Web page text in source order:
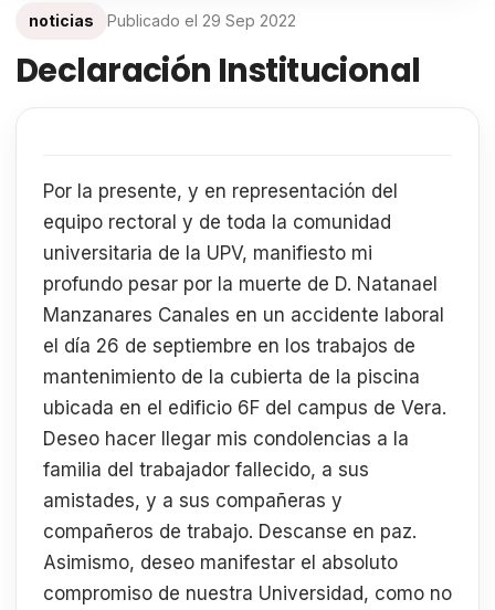
noticias Publicado el 29 Sep 2022
Declaración Institucional
Por la presente, y en representación del
equipo rectoral y de toda la comunidad
universitaria de la UPV, manifiesto mi
profundo pesar por la muerte de D. Natanael
Manzanares Canales en un accidente laboral
el día 26 de septiembre en los trabajos de
mantenimiento de la cubierta de la piscina
ubicada en el edificio 6F del campus de Vera.
Deseo hacer llegar mis condolencias a la
familia del trabajador fallecido, a sus
amistades, y a sus compañeras y
compañeros de trabajo. Descanse en paz.
Asimismo, deseo manifestar el absoluto
compromiso de nuestra Universidad, como no